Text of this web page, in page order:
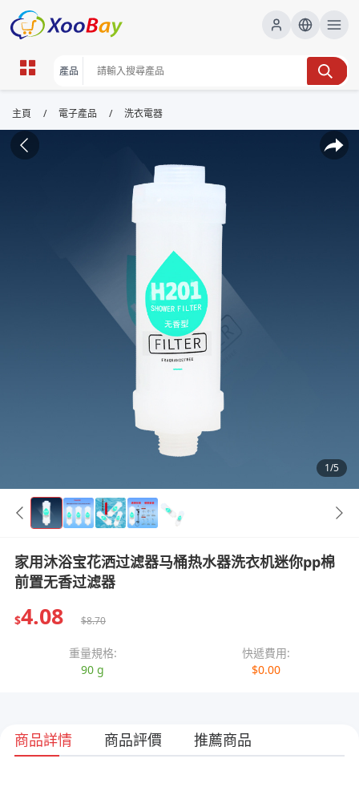
主頁 / 電子產品 / 洗衣電器
1/5
家用沐浴宝花洒过滤器马桶热水器洗衣机迷你pp棉
前置无香过滤器
$4.08 $8.70
重量規格:
90 g
快遞費用:
$0.00
商品詳情 商品評價 推薦商品